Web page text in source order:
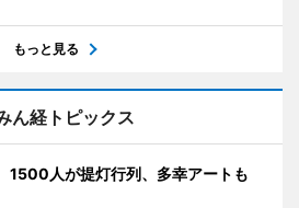
もっと見る
ん経トピックス
人が提灯行列、多幸アートも